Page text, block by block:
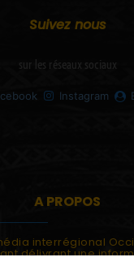
Suivez nous
sur les réseaux sociaux
Instagram
A PROPOS
interrégional
délivrant une